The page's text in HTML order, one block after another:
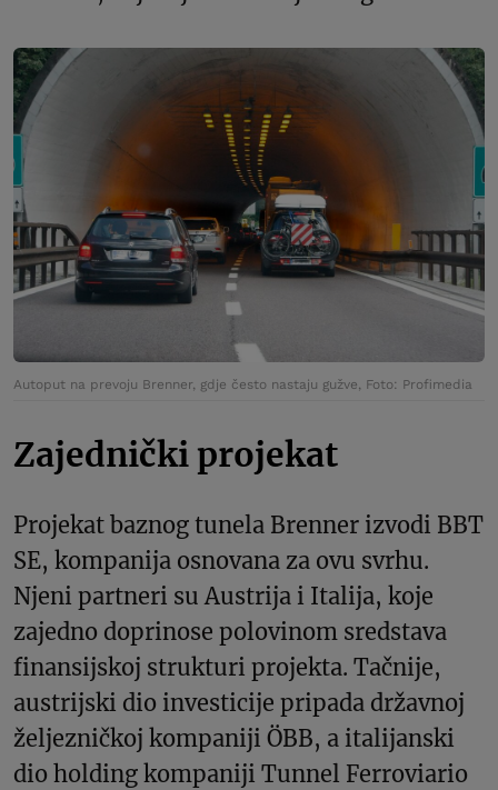
Autoput na prevoju Brenner, gdje često nastaju gužve, Foto: Profimedia
Zajednički projekat
Projekat baznog tunela Brenner izvodi BBT
SE, kompanija osnovana za ovu svrhu.
Njeni partneri su Austrija i Italija, koje
zajedno doprinose polovinom sredstava
finansijskoj strukturi projekta. Tačnije,
austrijski dio investicije pripada državnoj
željezničkoj kompaniji ÖBB, a italijanski
dio holding kompaniji Tunnel Ferroviario